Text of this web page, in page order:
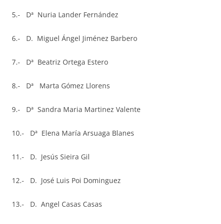
5.- Dª Nuria Lander Fernández
6.- D. Miguel Ángel Jiménez Barbero
7.- Dª Beatriz Ortega Estero
8.- Dª Marta Gómez Llorens
9.- Dª Sandra Maria Martinez Valente
10.- Dª Elena María Arsuaga Blanes
11.- D. Jesús Sieira Gil
12.- D. José Luis Poi Dominguez
13.- D. Angel Casas Casas